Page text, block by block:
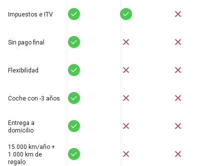
Impuestos e ITV Sí Sí
Sin pago final Sí
Flexibilidad Sí
Coche con -3 años Sí
Entrega a
domicilio
Sí
15.000 km/año +
1.000 km de
regalo
Sí